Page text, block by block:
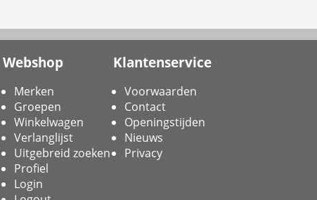
Webshop
Merken
Groepen
Winkelwagen
Verlanglijst
Uitgebreid zoeken
Profiel
Login
Klantenservice
Voorwaarden
Contact
Openingstijden
Nieuws
Privacy